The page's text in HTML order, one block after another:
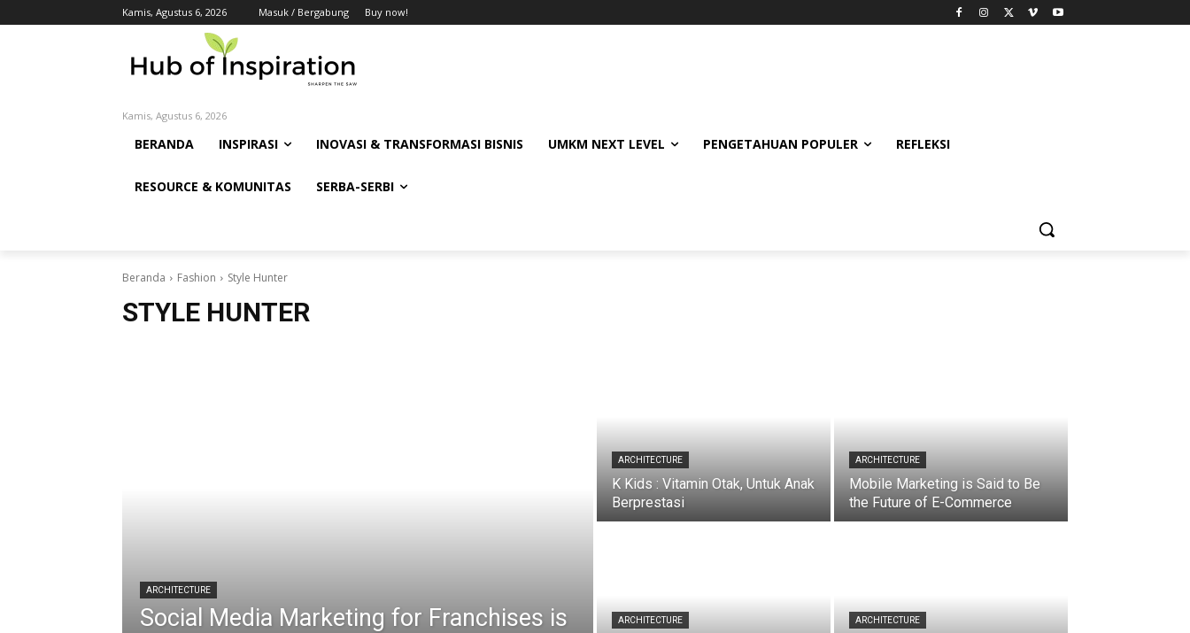
Kamis, Agustus 6, 2026 Masuk / Bergabung Buy now!
Kamis, Agustus 6, 2026
BERANDA INSPIRASI INOVASI & TRANSFORMASI BISNIS UMKM NEXT LEVEL PENGETAHUAN POPULER REFLEKSI
RESOURCE & KOMUNITAS SERBA-SERBI
Beranda Fashion Style Hunter
STYLE HUNTER
ARCHITECTURE
Social Media Marketing for Franchises is
ARCHITECTURE
K Kids : Vitamin Otak, Untuk Anak
Berprestasi
ARCHITECTURE
Mobile Marketing is Said to Be
the Future of E-Commerce
ARCHITECTURE ARCHITECTURE